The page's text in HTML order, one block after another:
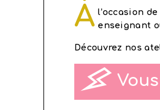
À l’occasion
enseignant
Découvrez nos